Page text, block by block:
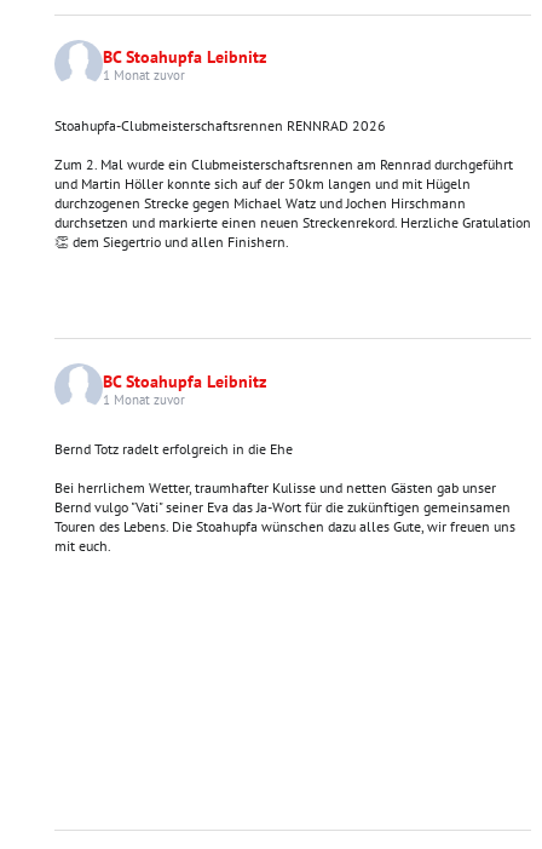
BC Stoahupfa Leibnitz
1 Monat zuvor
Stoahupfa-Clubmeisterschaftsrennen RENNRAD 2026
Zum 2. Mal wurde ein Clubmeisterschaftsrennen am Rennrad durchgeführt
und Martin Höller konnte sich auf der 50km langen und mit Hügeln
durchzogenen Strecke gegen Michael Watz und Jochen Hirschmann
durchsetzen und markierte einen neuen Streckenrekord. Herzliche Gratulation
👏 dem Siegertrio und allen Finishern.
BC Stoahupfa Leibnitz
1 Monat zuvor
Bernd Totz radelt erfolgreich in die Ehe
Bei herrlichem Wetter, traumhafter Kulisse und netten Gästen gab unser
Bernd vulgo "Vati" seiner Eva das Ja-Wort für die zukünftigen gemeinsamen
Touren des Lebens. Die Stoahupfa wünschen dazu alles Gute, wir freuen uns
mit euch.